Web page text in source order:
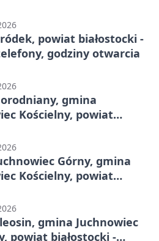
powiat białostocki -
godziny otwarcia
gmina
Kościelny, powiat
Górny, gmina
Kościelny, powiat
gmina Juchnowiec
powiat białostocki -